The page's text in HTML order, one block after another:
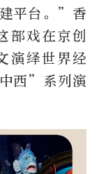
平台。”香
部戏在京创
演绎世界经
西”系列演